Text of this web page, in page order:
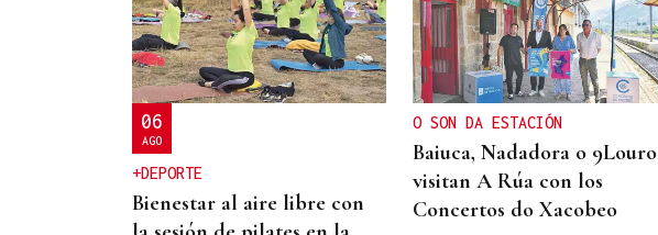
QUEN CHO DIXO
¿Sabe usted que la reina
Letizia hizo un guiño a
Ourense en la final del
Mundial?
06
AGO
+DEPORTE
Bienestar al aire libre con
O SON DA ESTACIÓN
Baiuca, Nadadora o 9Louro
visitan A Rúa con los
Concertos do Xacobeo